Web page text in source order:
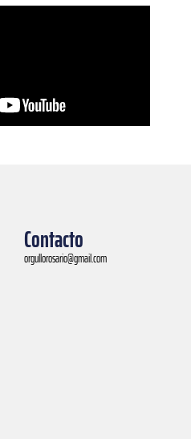
Contacto
orgullorosario@gmail.com